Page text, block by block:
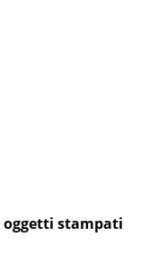
oggetti stampati